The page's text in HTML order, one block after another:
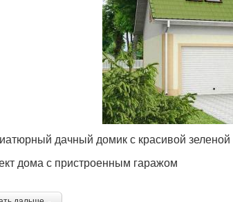
дачный домик с красивой
дома с пристроенным гаражом